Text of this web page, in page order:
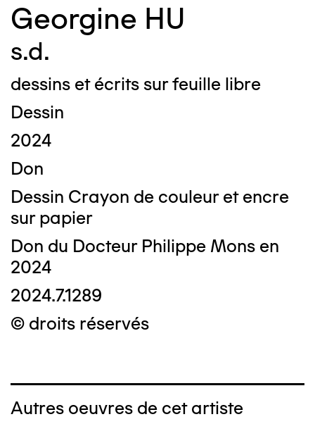
Georgine HU
s.d.
dessins et écrits sur feuille libre
Dessin
2024
Don
Dessin Crayon de couleur et encre
sur papier
Don du Docteur Philippe Mons en
2024
2024.7.1289
© droits réservés
Autres oeuvres de cet artiste